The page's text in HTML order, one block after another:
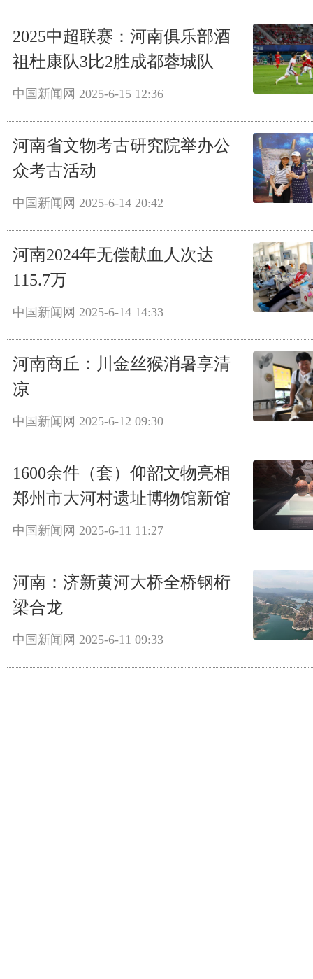
2025中超联赛：河南俱乐部酒
祖杜康队3比2胜成都蓉城队
中国新闻网 2025-6-15 12:36
河南省文物考古研究院举办公
众考古活动
中国新闻网 2025-6-14 20:42
河南2024年无偿献血人次达
115.7万
中国新闻网 2025-6-14 14:33
河南商丘：川金丝猴消暑享清
凉
中国新闻网 2025-6-12 09:30
1600余件（套）仰韶文物亮相
郑州市大河村遗址博物馆新馆
中国新闻网 2025-6-11 11:27
河南：济新黄河大桥全桥钢桁
梁合龙
中国新闻网 2025-6-11 09:33